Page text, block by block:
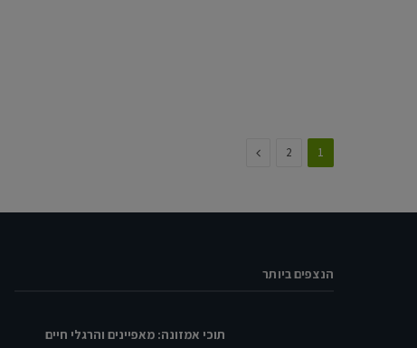
1
2
Next
הנצפים ביותר
תוכי אמזונה: מאפיינים והרגלי חיים